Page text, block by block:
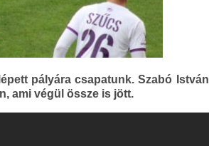
pályára csapatunk. Szabó István
ami végül össze is jött.